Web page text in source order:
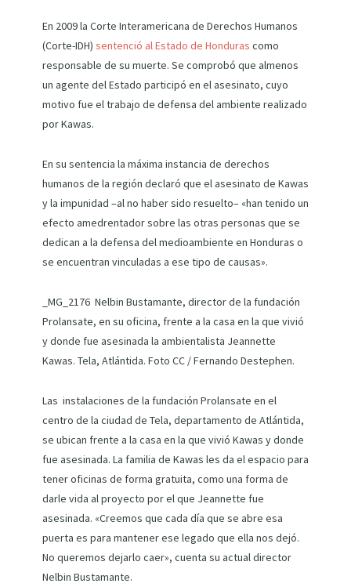
En 2009 la Corte Interamericana de Derechos Humanos
(Corte-IDH) sentenció al Estado de Honduras como
responsable de su muerte. Se comprobó que almenos
un agente del Estado participó en el asesinato, cuyo
motivo fue el trabajo de defensa del ambiente realizado
por Kawas.
En su sentencia la máxima instancia de derechos
humanos de la región declaró que el asesinato de Kawas
y la impunidad –al no haber sido resuelto– «han tenido un
efecto amedrentador sobre las otras personas que se
dedican a la defensa del medioambiente en Honduras o
se encuentran vinculadas a ese tipo de causas».
_MG_2176 Nelbin Bustamante, director de la fundación
Prolansate, en su oficina, frente a la casa en la que vivió
y donde fue asesinada la ambientalista Jeannette
Kawas. Tela, Atlántida. Foto CC / Fernando Destephen.
Las instalaciones de la fundación Prolansate en el
centro de la ciudad de Tela, departamento de Atlántida,
se ubican frente a la casa en la que vivió Kawas y donde
fue asesinada. La familia de Kawas les da el espacio para
tener oficinas de forma gratuita, como una forma de
darle vida al proyecto por el que Jeannette fue
asesinada. «Creemos que cada día que se abre esa
puerta es para mantener ese legado que ella nos dejó.
No queremos dejarlo caer», cuenta su actual director
Nelbin Bustamante.